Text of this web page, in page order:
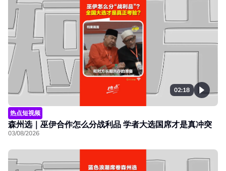
02:18
热点短视频
森州选｜巫伊合作怎么分战利品 学者大选国席才是真冲突
03/08/2026